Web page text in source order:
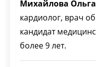
Михайлова
кардиолог, врач
кандидат
более 9 лет.